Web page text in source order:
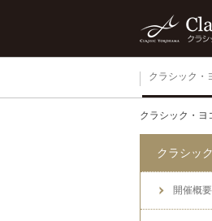
クラシック・
開催概要
楽しみ方
コンサート
クラシック・ヨ
クラシッ
開催概要